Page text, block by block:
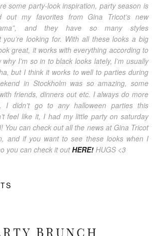
some party-look inspiration, party season is
out my favorites from Gina Tricot’s new
and they have so many styles
looking for. With all these looks a big
great, it works with everything according to
I’m so in to black looks lately, I’m usually
but I think it works to well to parties during
in Stockholm was so amazing, some
friends, dinners out etc. I always do more
I didn’t go to any halloween parties this
feel like it, I had my little party on saturday
You can check out all the news at Gina Tricot
and if you want to see these looks when I
you can check it outHERE! HUGS <3
BRUNCH